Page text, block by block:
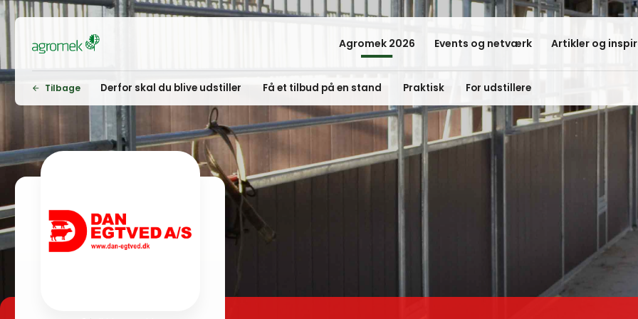
Agromek 2026 Events og netværk Artikler og
Tilbage Derfor skal du blive udstiller Få et tilbud på en stand Praktisk For udstillere